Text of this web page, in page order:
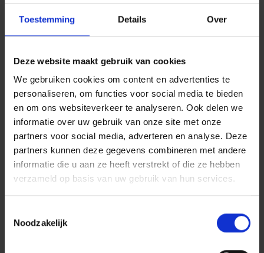
Toestemming Details Over
Deze website maakt gebruik van cookies
We gebruiken cookies om content en advertenties te
personaliseren, om functies voor social media te bieden
en om ons websiteverkeer te analyseren. Ook delen we
informatie over uw gebruik van onze site met onze
partners voor social media, adverteren en analyse. Deze
partners kunnen deze gegevens combineren met andere
informatie die u aan ze heeft verstrekt of die ze hebben
verzameld op basis van uw gebruik van hun services.
Noodzakelijk
Recently, this beautiful high loader, the VGM Etna
was delivered to the German company Buir
Bliesheimer.
Thank you for the fine cooperation and your